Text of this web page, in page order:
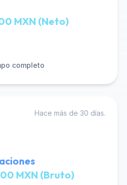
MXN (Neto)
completo
Hace más de 30 días.
MXN (Bruto)